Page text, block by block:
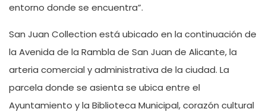
entorno donde se encuentra”.
San Juan Collection está ubicado en la continuación de
la Avenida de la Rambla de San Juan de Alicante, la
arteria comercial y administrativa de la ciudad. La
parcela donde se asienta se ubica entre el
Ayuntamiento y la Biblioteca Municipal, corazón cultural